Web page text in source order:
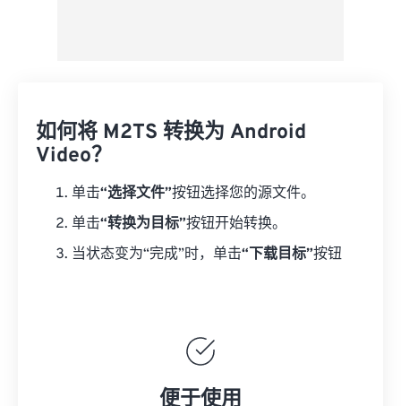
如何将 M2TS 转换为 Android
Video？
单击“选择文件”按钮选择您的源文件。
单击“转换为目标”按钮开始转换。
当状态变为“完成”时，单击“下载目标”按钮
便于使用